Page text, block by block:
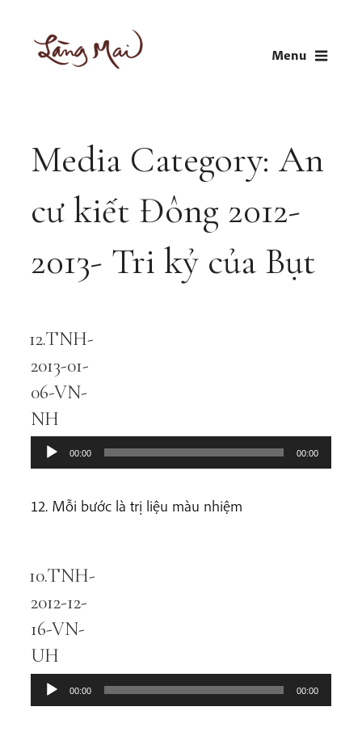
content
Menu
Media Category: An
cư kiết Đông 2012-
2013- Tri kỷ của Bụt
12.TNH-
2013-01-
06-VN-
NH
00:00 00:00
12. Mỗi bước là trị liệu màu nhiệm
10.TNH-
2012-12-
16-VN-
UH
00:00 00:00